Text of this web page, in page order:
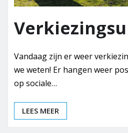
Vandaag zijn er weer
we weten! Er hangen weer
op sociale…
LEES MEER